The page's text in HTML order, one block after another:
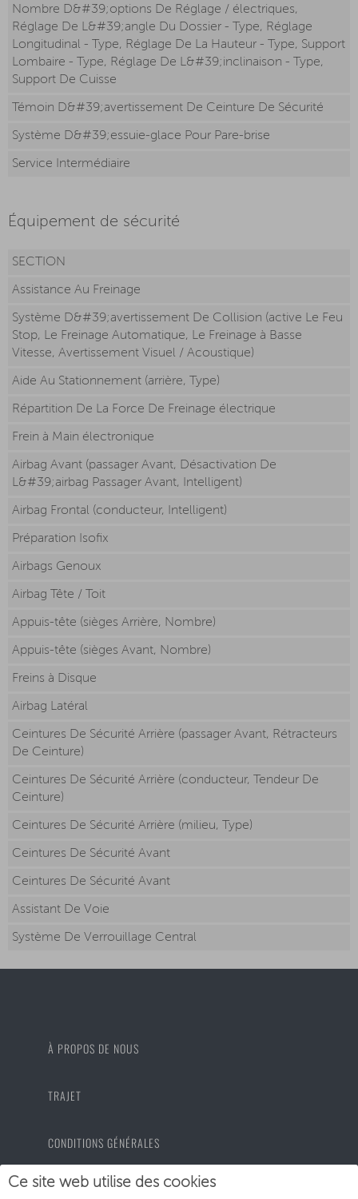
Nombre D&#39;options De Réglage / électriques,
Réglage De L&#39;angle Du Dossier - Type, Réglage
Longitudinal - Type, Réglage De La Hauteur - Type, Support
Lombaire - Type, Réglage De L&#39;inclinaison - Type,
Support De Cuisse
Témoin D&#39;avertissement De Ceinture De Sécurité
Système D&#39;essuie-glace Pour Pare-brise
Service Intermédiaire
Équipement de sécurité
SECTION
Assistance Au Freinage
Système D&#39;avertissement De Collision (active Le Feu
Stop, Le Freinage Automatique, Le Freinage à Basse
Vitesse, Avertissement Visuel / Acoustique)
Aide Au Stationnement (arrière, Type)
Répartition De La Force De Freinage électrique
Frein à Main électronique
Airbag Avant (passager Avant, Désactivation De
L&#39;airbag Passager Avant, Intelligent)
Airbag Frontal (conducteur, Intelligent)
Préparation Isofix
Airbags Genoux
Airbag Tête / Toit
Appuis-tête (sièges Arrière, Nombre)
Appuis-tête (sièges Avant, Nombre)
Freins à Disque
Airbag Latéral
Ceintures De Sécurité Arrière (passager Avant, Rétracteurs
De Ceinture)
Ceintures De Sécurité Arrière (conducteur, Tendeur De
Ceinture)
Ceintures De Sécurité Arrière (milieu, Type)
Ceintures De Sécurité Avant
Ceintures De Sécurité Avant
Assistant De Voie
Système De Verrouillage Central
À PROPOS DE NOUS
TRAJET
CONDITIONS GÉNÉRALES
PROTECTION DES DONNÉES
Ce site web utilise des cookies